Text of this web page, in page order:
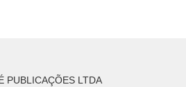
PUBLICAÇÕES LTDA